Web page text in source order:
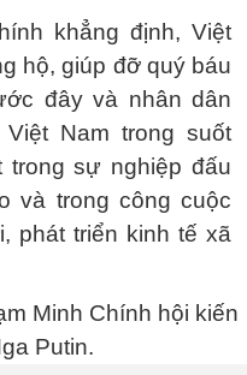
khẳng định, Việt
hộ, giúp đỡ quý báu
đây và nhân dân
Nam trong suốt
sự nghiệp đấu
và trong công cuộc
phát triển kinh tế xã